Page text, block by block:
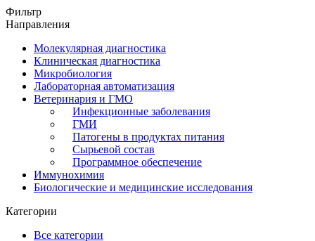
Фильтр
Направления
Молекулярная диагностика
Клиническая диагностика
Микробиология
Лабораторная автоматизация
Ветеринария и ГМО
Инфекционные заболевания
ГМИ
Патогены в продуктах питания
Сырьевой состав
Программное обеспечение
Иммунохимия
Биологические и медицинские исследования
Категории
Все категории